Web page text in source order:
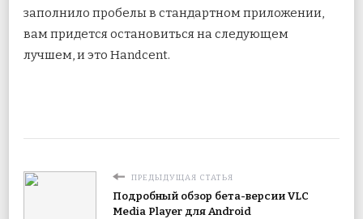
заполнило пробелы в стандартном приложении,
вам придется остановиться на следующем
лучшем, и это Handcent.
ПРЕДЫДУЩАЯ СТАТЬЯ
Подробный обзор бета-версии VLC
Media Player для Android